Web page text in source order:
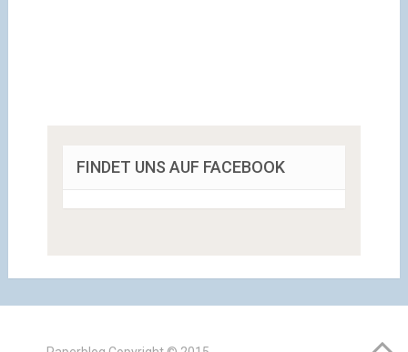
FINDET UNS AUF FACEBOOK